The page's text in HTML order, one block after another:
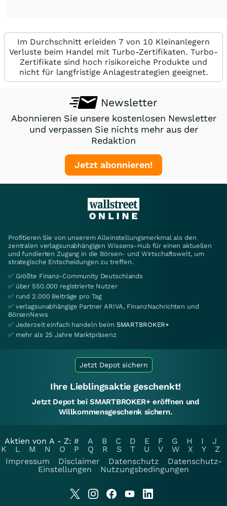
Im Durchschnitt erleiden 7 von 10 Kleinanlegern
Verluste beim Handel mit Turbo-Zertifikaten. Turbo-
Zertifikate sind hoch risikoreiche Produkte und
nicht für langfristige Anlagestrategien geeignet.
Newsletter
Abonnieren Sie unsere kostenlosen Newsletter
und verpassen Sie nichts mehr aus der
Redaktion
Jetzt abonnieren!
Profitieren Sie von unserem Alleinstellungsmerkmal als den
zentralen verlagsunabhängigen Wissens-Hub für einen aktuellen
und fundierten Zugang in die Börsen- und Wirtschaftswelt, um
strategische Entscheidungen zu treffen.
✅ Größte Finanz-Community Deutschlands
✅ über 550.000 registrierte Nutzer
✅ rund 2.000 Beiträge pro Tag
✅ verlagsunabhängige Partner ARIVA, FinanzNachrichten und
BörsenNews
✅ Jederzeit einfach handeln beim SMARTBROKER+
✅ mehr als 25 Jahre Marktpräsenz
Jetzt Depot sichern
Ihre Lieblingsaktie geschenkt!
Jetzt Depot bei SMARTBROKER+ eröffnen und
Willkommensgeschenk sichern.
Aktien von A - Z: # A B C D E F G H I
J
K
L M N O P Q R S T U V W X Y
Z
Impressum
Disclaimer Datenschutz
Datenschutz-
Einstellungen
Nutzungsbedingungen